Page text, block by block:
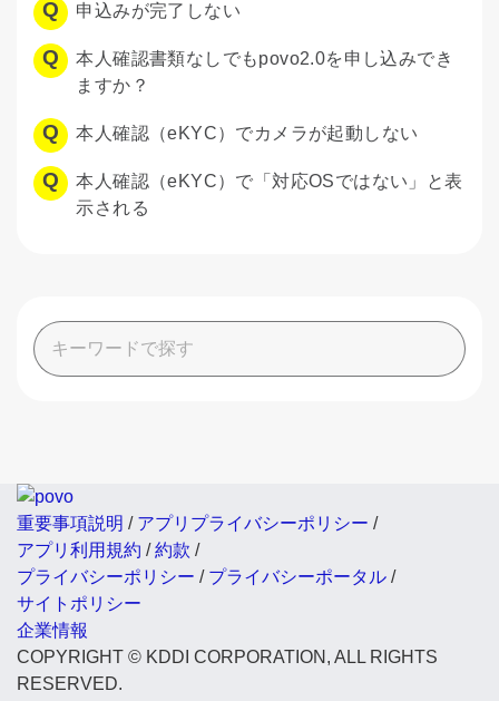
申込みが完了しない
本人確認書類なしでもpovo2.0を申し込みでき
ますか？
本人確認（eKYC）でカメラが起動しない
本人確認（eKYC）で「対応OSではない」と表
示される
重要事項説明 / アプリプライバシーポリシー /
アプリ利用規約 /約款 /
プライバシーポリシー / プライバシーポータル /
サイトポリシー
企業情報
COPYRIGHT © KDDI CORPORATION, ALL RIGHTS
RESERVED.